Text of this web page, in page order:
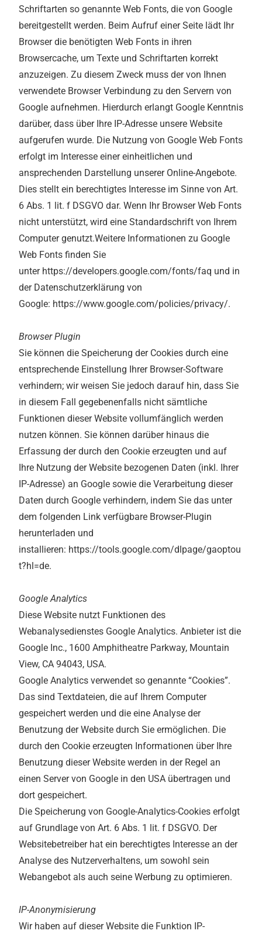
Schriftarten so genannte Web Fonts, die von Google
bereitgestellt werden. Beim Aufruf einer Seite lädt Ihr
Browser die benötigten Web Fonts in ihren
Browsercache, um Texte und Schriftarten korrekt
anzuzeigen. Zu diesem Zweck muss der von Ihnen
verwendete Browser Verbindung zu den Servern von
Google aufnehmen. Hierdurch erlangt Google Kenntnis
darüber, dass über Ihre IP-Adresse unsere Website
aufgerufen wurde. Die Nutzung von Google Web Fonts
erfolgt im Interesse einer einheitlichen und
ansprechenden Darstellung unserer Online-Angebote.
Dies stellt ein berechtigtes Interesse im Sinne von Art.
6 Abs. 1 lit. f DSGVO dar. Wenn Ihr Browser Web Fonts
nicht unterstützt, wird eine Standardschrift von Ihrem
Computer genutzt.Weitere Informationen zu Google
Web Fonts finden Sie
unter https://developers.google.com/fonts/faq und in
der Datenschutzerklärung von
Google: https://www.google.com/policies/privacy/.
Browser Plugin
Sie können die Speicherung der Cookies durch eine
entsprechende Einstellung Ihrer Browser-Software
verhindern; wir weisen Sie jedoch darauf hin, dass Sie
in diesem Fall gegebenenfalls nicht sämtliche
Funktionen dieser Website vollumfänglich werden
nutzen können. Sie können darüber hinaus die
Erfassung der durch den Cookie erzeugten und auf
Ihre Nutzung der Website bezogenen Daten (inkl. Ihrer
IP-Adresse) an Google sowie die Verarbeitung dieser
Daten durch Google verhindern, indem Sie das unter
dem folgenden Link verfügbare Browser-Plugin
herunterladen und
installieren: https://tools.google.com/dlpage/gaoptou
t?hl=de.
Google Analytics
Diese Website nutzt Funktionen des
Webanalysedienstes Google Analytics. Anbieter ist die
Google Inc., 1600 Amphitheatre Parkway, Mountain
View, CA 94043, USA.
Google Analytics verwendet so genannte “Cookies”.
Das sind Textdateien, die auf Ihrem Computer
gespeichert werden und die eine Analyse der
Benutzung der Website durch Sie ermöglichen. Die
durch den Cookie erzeugten Informationen über Ihre
Benutzung dieser Website werden in der Regel an
einen Server von Google in den USA übertragen und
dort gespeichert.
Die Speicherung von Google-Analytics-Cookies erfolgt
auf Grundlage von Art. 6 Abs. 1 lit. f DSGVO. Der
Websitebetreiber hat ein berechtigtes Interesse an der
Analyse des Nutzerverhaltens, um sowohl sein
Webangebot als auch seine Werbung zu optimieren.
IP-Anonymisierung
Wir haben auf dieser Website die Funktion IP-